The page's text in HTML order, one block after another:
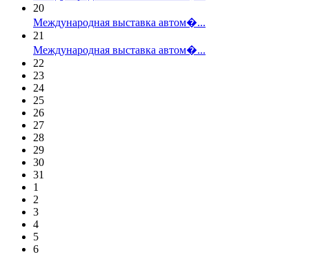
20
Международная выставка автом�...
21
Международная выставка автом�...
22
23
24
25
26
27
28
29
30
31
1
2
3
4
5
6